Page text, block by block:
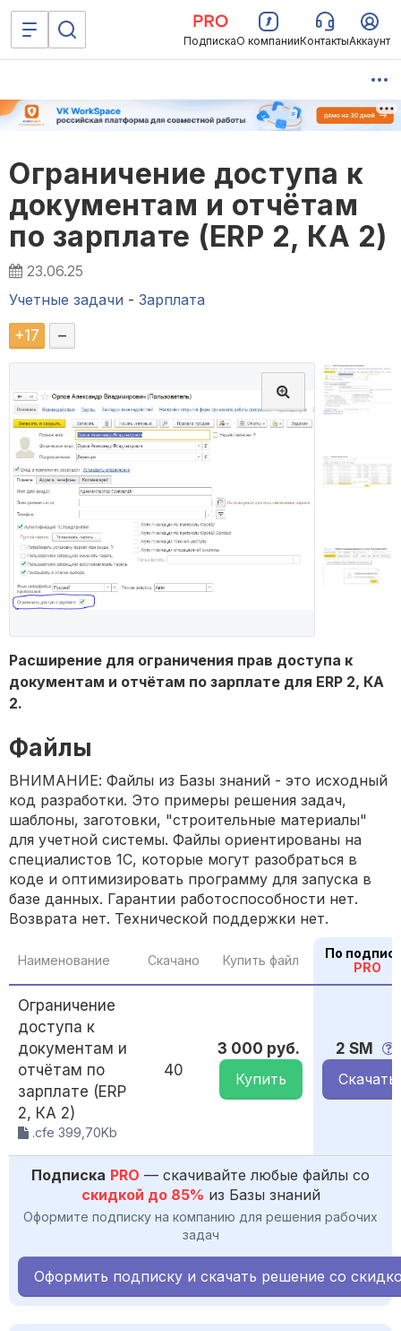
ПодпискаО компанииКонтактыАккаунт
Ограничение доступа к
документам и отчётам
по зарплате (ERP 2, КА 2)
23.06.25
Учетные задачи - Зарплата
+17 –
Расширение для ограничения прав доступа к
документам и отчётам по зарплате для ERP 2, КА
2.
Файлы
ВНИМАНИЕ: Файлы из Базы знаний - это исходный
код разработки. Это примеры решения задач,
шаблоны, заготовки, "строительные материалы"
для учетной системы. Файлы ориентированы на
специалистов 1С, которые могут разобраться в
коде и оптимизировать программу для запуска в
базе данных. Гарантии работоспособности нет.
Возврата нет. Технической поддержки нет.
Наименование Скачано Купить файл
По
PRO
Ограничение
доступа к
документам и
отчётам по
зарплате (ERP
2, КА 2)
.cfe 399,70Kb
40
3 000 руб.
Купить
2 SM
Скачать
Подписка PRO — скачивайте любые файлы со
скидкой до 85% из Базы знаний
Оформите подписку на компанию для решения рабочих
задач
Оформить подписку и скачать решение со